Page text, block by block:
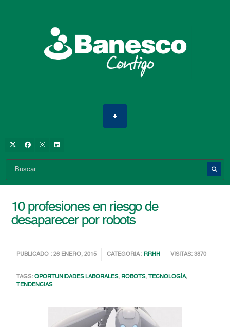
10 profesiones en riesgo de
desaparecer por robots
PUBLICADO : 26 ENERO, 2015 CATEGORIA : RRHH VISITAS: 3870
TAGS:OPORTUNIDADES LABORALES, ROBOTS, TECNOLOGÍA,
TENDENCIAS